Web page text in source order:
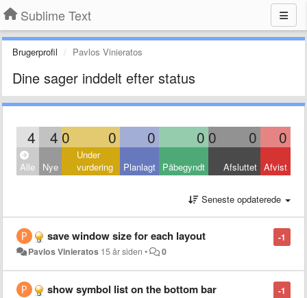
Sublime Text
Brugerprofil Pavlos Vinieratos
Dine sager inddelt efter status
4 4 0 0 0 0 0 0 0
Alle Nye
Under
vurdering
Planlagt Påbegyndt Afsluttet Afvist
Seneste opdaterede
-1
save window size for each layout
Pavlos Vinieratos 15 år siden • 0
-1
show symbol list on the bottom bar